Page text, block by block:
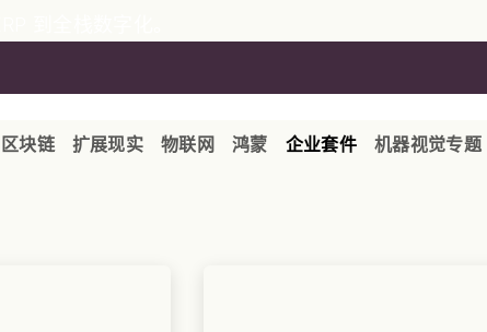
区块链 扩展现实 物联网 鸿蒙 企业套件 机器视觉专题